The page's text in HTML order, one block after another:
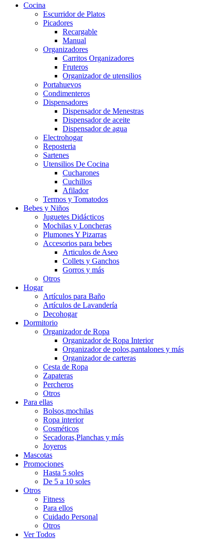
Cocina
Escurridor de Platos
Picadores
Recargable
Manual
Organizadores
Carritos Organizadores
Fruteros
Organizador de utensilios
Portahuevos
Condimenteros
Dispensadores
Dispensador de Menestras
Dispensador de aceite
Dispensador de agua
Electrohogar
Reposteria
Sartenes
Utensilios De Cocina
Cucharones
Cuchillos
Afilador
Termos y Tomatodos
Bebes y Niños
Juguetes Didácticos
Mochilas y Loncheras
Plumones Y Pizarras
Accesorios para bebes
Articulos de Aseo
Collets y Ganchos
Gorros y más
Otros
Hogar
Artículos para Baño
Artículos de Lavandería
Decohogar
Dormitorio
Organizador de Ropa
Organizador de Ropa Interior
Organizador de polos,pantalones y más
Organizador de carteras
Cesta de Ropa
Zapateras
Percheros
Otros
Para ellas
Bolsos,mochilas
Ropa interior
Cosméticos
Secadoras,Planchas y más
Joyeros
Mascotas
Promociones
Hasta 5 soles
De 5 a 10 soles
Otros
Fitness
Para ellos
Cuidado Personal
Otros
Ver Todos